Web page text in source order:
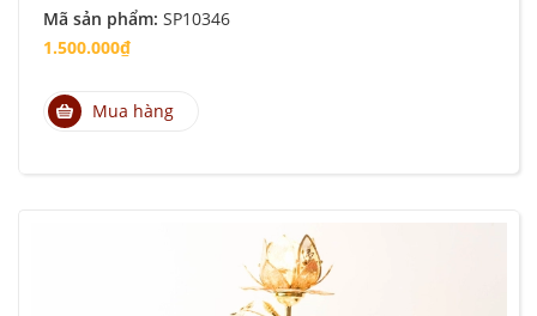
Mã sản phẩm: SP10346
1.500.000₫
Mua hàng